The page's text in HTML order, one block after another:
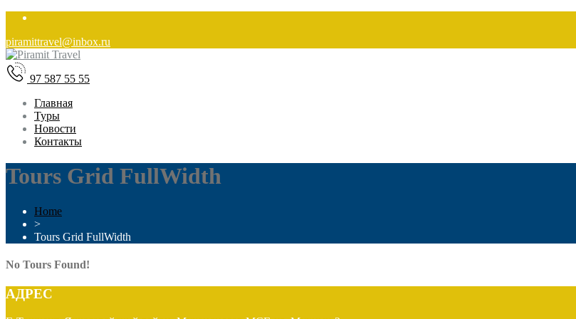
piramittravel@inbox.ru
97 587 55 55
Главная
Туры
Новости
Контакты
Tours Grid FullWidth
Home
>
Tours Grid FullWidth
No Tours Found!
АДРЕС